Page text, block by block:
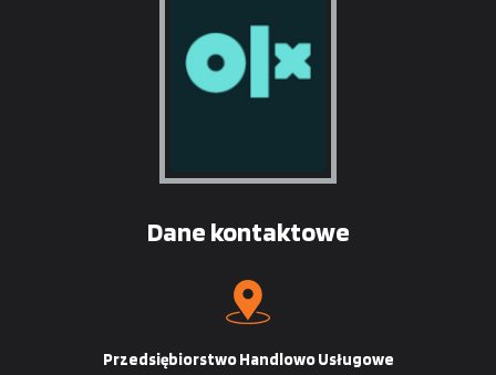
Dane kontaktowe
Przedsiębiorstwo Handlowo Usługowe